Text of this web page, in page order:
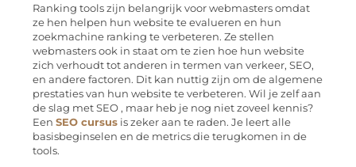
Ranking tools zijn belangrijk voor webmasters omdat
ze hen helpen hun website te evalueren en hun
zoekmachine ranking te verbeteren. Ze stellen
webmasters ook in staat om te zien hoe hun website
zich verhoudt tot anderen in termen van verkeer, SEO,
en andere factoren. Dit kan nuttig zijn om de algemene
prestaties van hun website te verbeteren. Wil je zelf aan
de slag met SEO , maar heb je nog niet zoveel kennis?
Een SEO cursus is zeker aan te raden. Je leert alle
basisbeginselen en de metrics die terugkomen in de
tools.